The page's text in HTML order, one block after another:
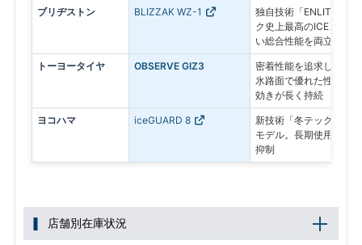
ブリヂストン BLIZZAK WZ-1
独自技術「ENLITEN」
ク史上最高のICEコント
い総合性能を両立した
トーヨータイヤ OBSERVE GIZ3
密着性能を追求したプ
氷路面で優れた性能を
効きが長く持続
ヨコハマ iceGUARD 8
新技術「冬テック」で
モデル。長期使用後も
抑制
店舗別在庫状況